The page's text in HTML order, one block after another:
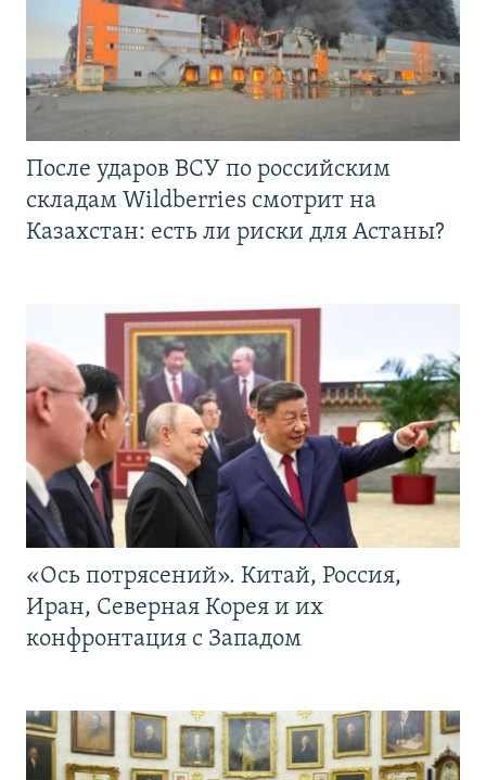
После ударов ВСУ по российским
складам Wildberries смотрит на
Казахстан: есть ли риски для Астаны?
«Ось потрясений». Китай, Россия,
Иран, Северная Корея и их
конфронтация с Западом